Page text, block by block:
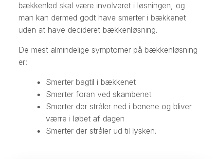
bækkenled skal være involveret i løsningen, og
man kan dermed godt have smerter i bækkenet
uden at have decideret bækkenløsning.
De mest almindelige symptomer på bækkenløsning
er:
Smerter bagtil i bækkenet
​Smerter foran ved skambenet
​Smerter der stråler ned i benene og bliver
værre i løbet af dagen
​Smerter der stråler ud til lysken.